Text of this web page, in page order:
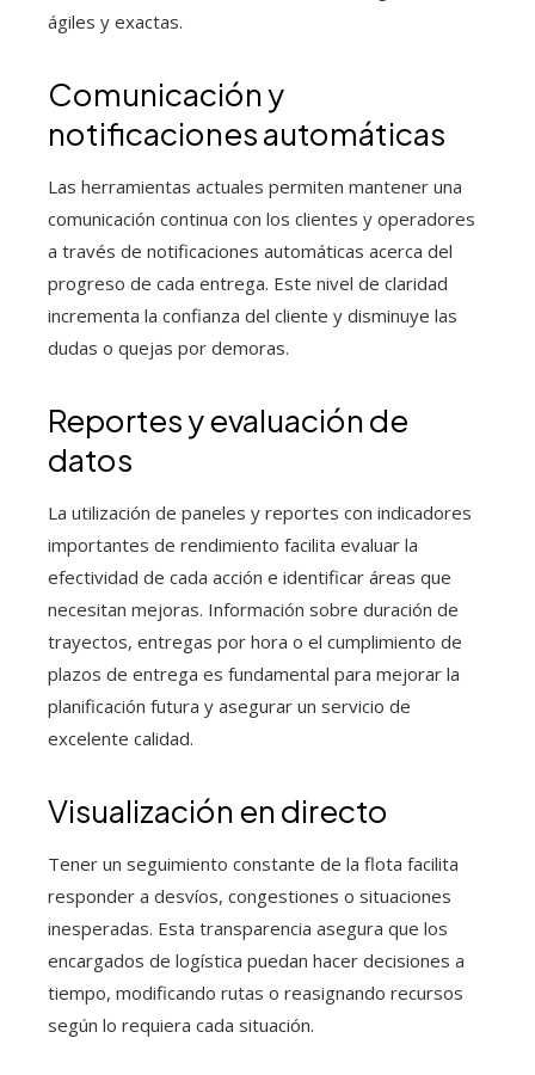
ágiles y exactas.
Comunicación y
notificaciones automáticas
Las herramientas actuales permiten mantener una
comunicación continua con los clientes y operadores
a través de notificaciones automáticas acerca del
progreso de cada entrega. Este nivel de claridad
incrementa la confianza del cliente y disminuye las
dudas o quejas por demoras.
Reportes y evaluación de
datos
La utilización de paneles y reportes con indicadores
importantes de rendimiento facilita evaluar la
efectividad de cada acción e identificar áreas que
necesitan mejoras. Información sobre duración de
trayectos, entregas por hora o el cumplimiento de
plazos de entrega es fundamental para mejorar la
planificación futura y asegurar un servicio de
excelente calidad.
Visualización en directo
Tener un seguimiento constante de la flota facilita
responder a desvíos, congestiones o situaciones
inesperadas. Esta transparencia asegura que los
encargados de logística puedan hacer decisiones a
tiempo, modificando rutas o reasignando recursos
según lo requiera cada situación.